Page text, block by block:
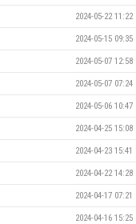
2024-05-22 11:22
2024-05-15 09:35
2024-05-07 12:58
2024-05-07 07:24
2024-05-06 10:47
2024-04-25 15:08
2024-04-23 15:41
2024-04-22 14:28
2024-04-17 07:21
2024-04-16 15:25